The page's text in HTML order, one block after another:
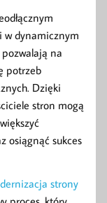
w dynamicznym
na
potrzeb
Dzięki
stron mogą
osiągnąć sukces
strony